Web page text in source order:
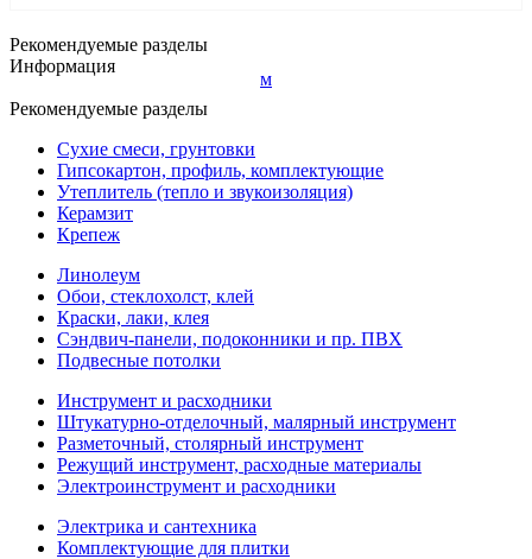
Рекомендуемые разделы
Информация
Рекомендуемые разделы
Сухие смеси, грунтовки
Гипсокартон, профиль, комплектующие
Утеплитель (тепло и звукоизоляция)
Керамзит
Крепеж
Линолеум
Обои, стеклохолст, клей
Краски, лаки, клея
Сэндвич-панели, подоконники и пр. ПВХ
Подвесные потолки
Инструмент и расходники
Штукатурно-отделочный, малярный инструмент
Разметочный, столярный инструмент
Режущий инструмент, расходные материалы
Электроинструмент и расходники
Электрика и сантехника
Комплектующие для плитки